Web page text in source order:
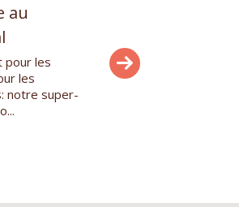
au
pour les
les
notre super-
Magnifique expérience
2026Très beau trek de 9